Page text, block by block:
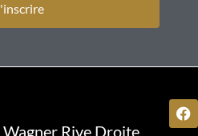
Rive Droite